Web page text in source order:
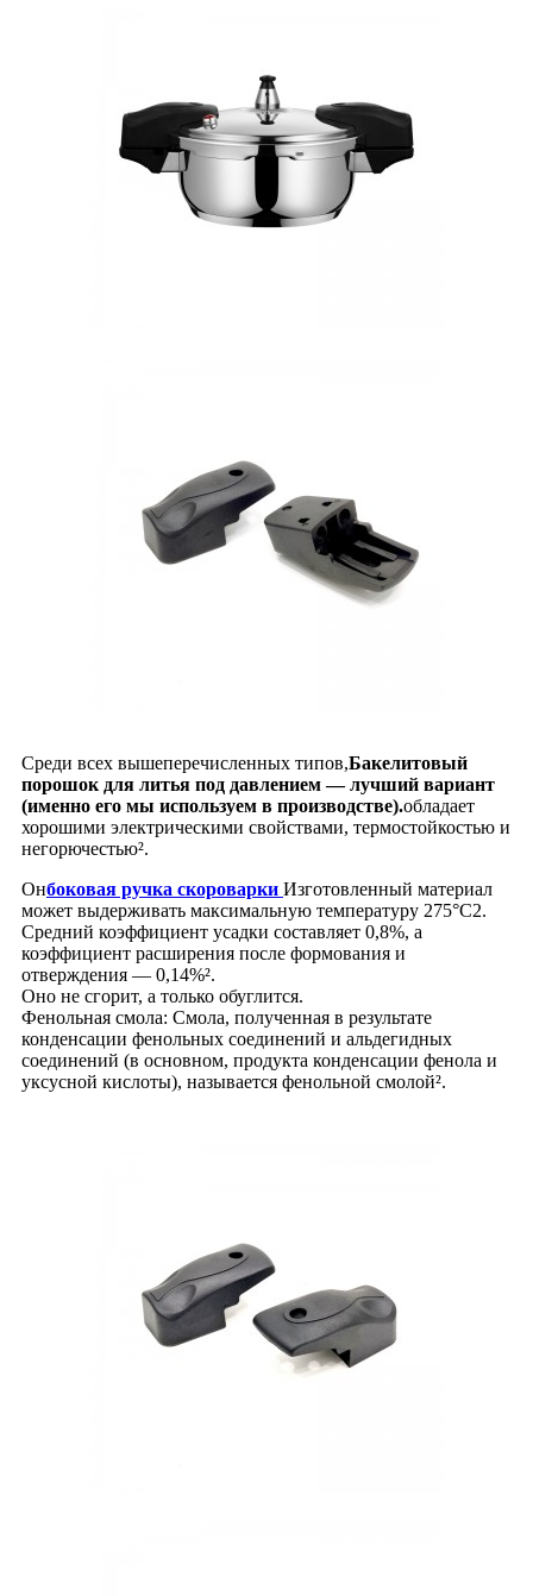
Среди всех вышеперечисленных типов,Бакелитовый
порошок для литья под давлением — лучший вариант
(именно его мы используем в производстве).обладает
хорошими электрическими свойствами, термостойкостью и
негорючестью².
Онбоковая ручка скороварки Изготовленный материал
может выдерживать максимальную температуру 275°C2.
Средний коэффициент усадки составляет 0,8%, а
коэффициент расширения после формования и
отверждения — 0,14%².
Оно не сгорит, а только обуглится.
Фенольная смола: Смола, полученная в результате
конденсации фенольных соединений и альдегидных
соединений (в основном, продукта конденсации фенола и
уксусной кислоты), называется фенольной смолой².